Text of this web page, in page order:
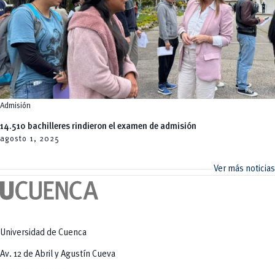
agosto 1, 2025
Admisión
14.510 bachilleres rindieron el examen de admisión
Ver más noticias
Universidad de Cuenca
Av. 12 de Abril y Agustín Cueva